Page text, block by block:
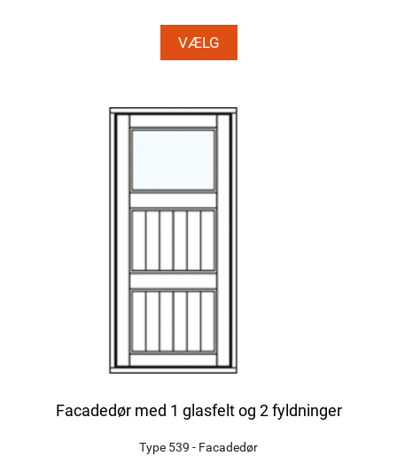
VÆLG
Facadedør med 1 glasfelt og 2 fyldninger
Type 539 - Facadedør